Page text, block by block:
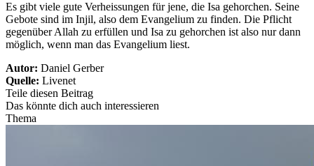
Es gibt viele gute Verheissungen für jene, die Isa gehorchen. Seine
Gebote sind im Injil, also dem Evangelium zu finden. Die Pflicht
gegenüber Allah zu erfüllen und Isa zu gehorchen ist also nur dann
möglich, wenn man das Evangelium liest.
Autor: Daniel Gerber
Quelle: Livenet
Teile diesen Beitrag
Das könnte dich auch interessieren
Thema